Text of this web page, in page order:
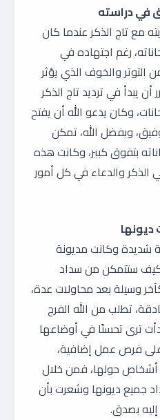
مع تاج الذكر عندما كان
رغم اجتهاده في
التوتر والخوف الذي يؤثر
يبدأ في ترديد تاج الذكر
وكان يدعو الله أن يفتح
وبفضل الله، تمكن
بتفوق كبير، وكانت هذه
الذكر والدعاء في كل أمور
شديدة وكانت مديونة
كيف ستتمكن من سداد
وسيلة بعد محاولات عدة،
تطلب من الله الفرج
ترى تحسنًا في أوضاعها
على فرص عمل إضافية،
حولها، فمن خلال
جميع ديونها وشعرت بأن
إليه بصدق.